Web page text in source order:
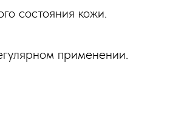
состояния кожи.
применении.